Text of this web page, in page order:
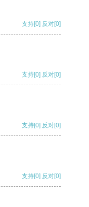
支持[0] 反对[0]
支持[0] 反对[0]
支持[0] 反对[0]
支持[0] 反对[0]